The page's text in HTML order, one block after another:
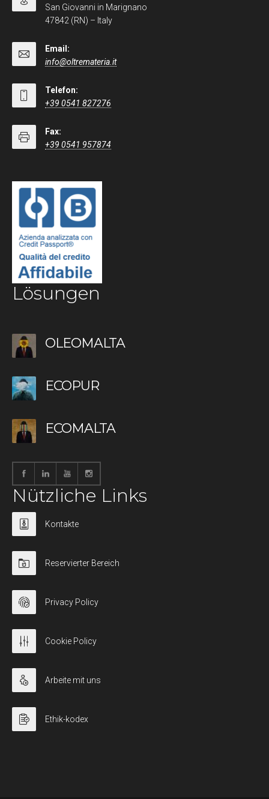
San Giovanni in Marignano
47842 (RN) – Italy
Email:
info@oltremateria.it
Telefon:
+39 0541 827276
Fax:
+39 0541 957874
Lösungen
OLEOMALTA
ECOPUR
ECOMALTA
Nützliche Links
Kontakte
Reservierter Bereich
Privacy Policy
Cookie Policy
Arbeite mit uns
Ethik-kodex